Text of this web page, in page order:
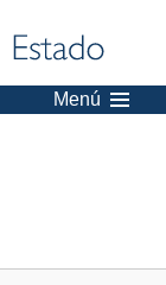
Menú